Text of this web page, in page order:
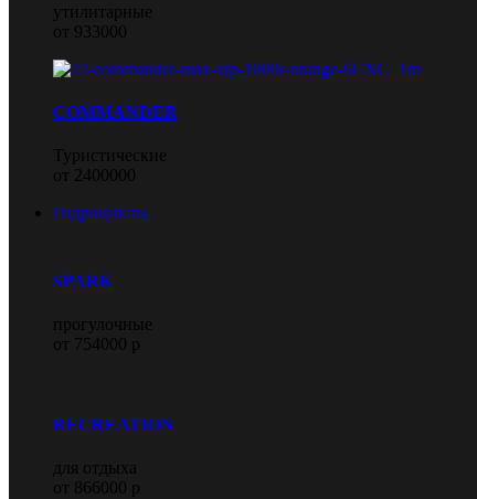
утилитарные
от 933000
COMMANDER
Туристические
от 2400000
Гидроциклы
SPARK
прогулочные
от 754000 р
RECREATION
для отдыха
от 866000 р